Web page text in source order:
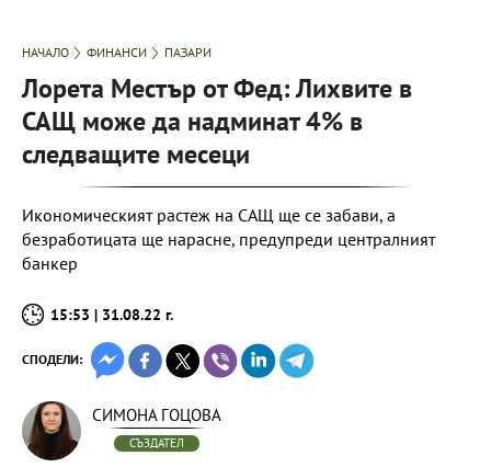
НАЧАЛО ФИНАНСИ ПАЗАРИ
Лорета Местър от Фед: Лихвите в
САЩ може да надминат 4% в
следващите месеци
Икономическият растеж на САЩ ще се забави, а
безработицата ще нарасне, предупреди централният
банкер
15:53 | 31.08.22 г.
СПОДЕЛИ:
СИМОНА ГОЦОВА
СЪЗДАТЕЛ